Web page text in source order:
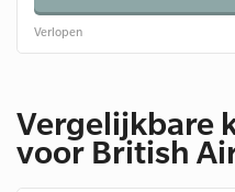
Verlopen
Vergelijkbare
voor British